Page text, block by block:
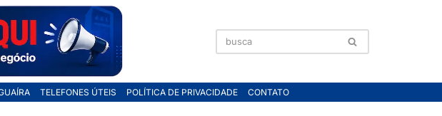
TELEFONES ÚTEIS POLÍTICA DE PRIVACIDADE CONTATO